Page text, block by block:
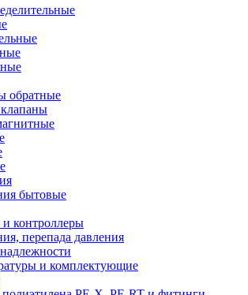
обратные
бытовые
контроллеры
перепада давления
и комплектующие